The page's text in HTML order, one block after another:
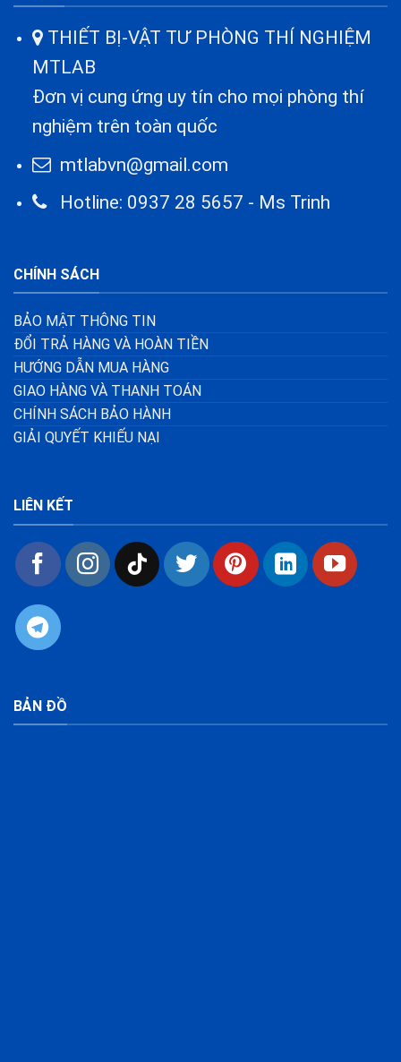
THIẾT BỊ-VẬT TƯ PHÒNG THÍ NGHIỆM
MTLAB
Đơn vị cung ứng uy tín cho mọi phòng thí
nghiệm trên toàn quốc
mtlabvn@gmail.com
Hotline: 0937 28 5657 - Ms Trinh
CHÍNH SÁCH
BẢO MẬT THÔNG TIN
ĐỔI TRẢ HÀNG VÀ HOÀN TIỀN
HƯỚNG DẪN MUA HÀNG
GIAO HÀNG VÀ THANH TOÁN
CHÍNH SÁCH BẢO HÀNH
GIẢI QUYẾT KHIẾU NẠI
LIÊN KẾT
BẢN ĐỒ